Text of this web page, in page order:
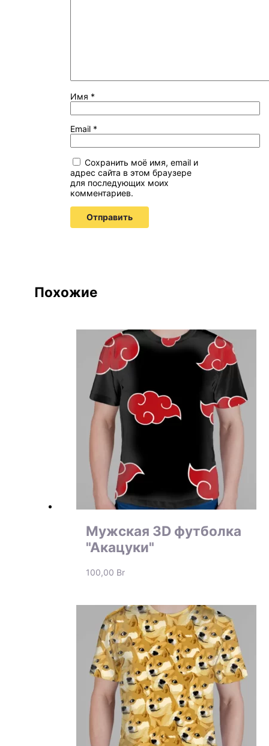
Имя *
Email *
Сохранить моё имя, email и
адрес сайта в этом браузере
для последующих моих
комментариев.
Похожие
Мужская 3D футболка
"Акацуки"
100,00 Br